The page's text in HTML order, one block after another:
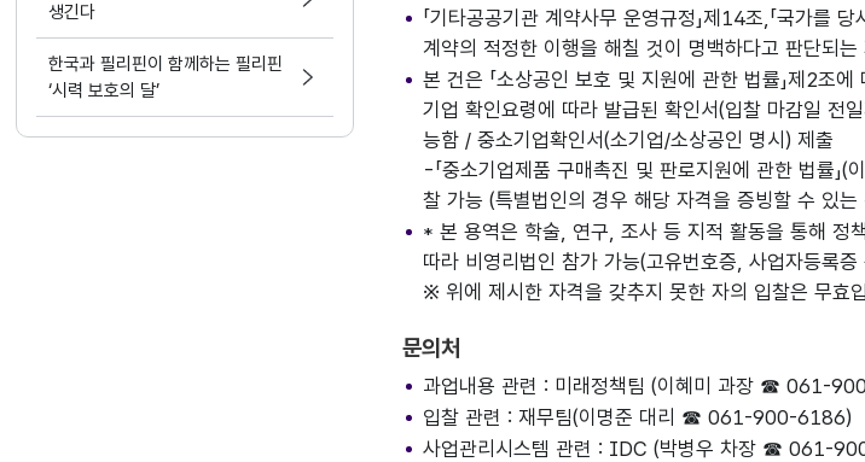
생긴다
한국과 필리핀이 함께하는 필리핀
‘시력 보호의 달’
「기타공공기관 계약사무 운영규정」제14조,「국가
계약의 적정한 이행을 해칠 것이 명백하다고 판단되
본 건은 「소상공인 보호 및 지원에 관한 법률」제2조
기업 확인요령에 따라 발급된 확인서(입찰 마감일 전
능함 / 중소기업확인서(소기업/소상공인 명시) 제출
-「중소기업제품 구매촉진 및 판로지원에 관한 법률
찰 가능 (특별법인의 경우 해당 자격을 증빙할 수 있
* 본 용역은 학술, 연구, 조사 등 지적 활동을 통해 정
따라 비영리법인 참가 가능(고유번호증, 사업자등록
※ 위에 제시한 자격을 갖추지 못한 자의 입찰은 무효
문의처
과업내용 관련 : 미래정책팀 (이혜미 과장 ☎ 061-
입찰 관련 : 재무팀(이명준 대리 ☎ 061-900-6186)
사업관리시스템 관련 : IDC (박병우 차장 ☎ 061-